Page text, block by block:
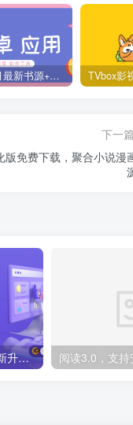
阅读四月最新书源+阅读TTS语音引擎安装教程
下一篇
免费下载，聚合小说漫
tvbox影视仓3.0.6版本更新升级，附最新可用tvbox影视仓库接口地址！